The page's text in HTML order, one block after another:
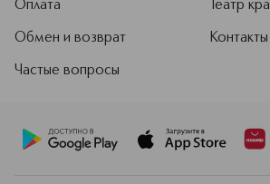
Оплата
Обмен и возврат
Частые вопросы
Театр
Контакты